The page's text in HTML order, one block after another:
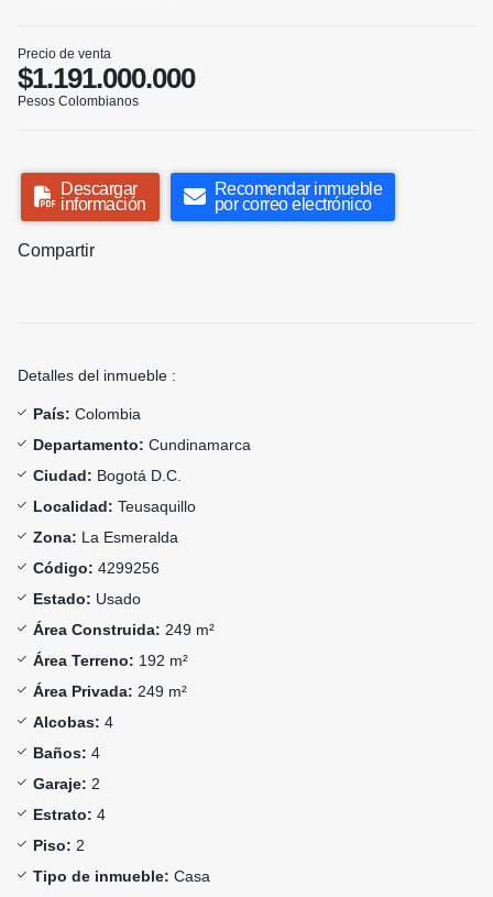
Precio de venta
$1.191.000.000
Pesos Colombianos
Descargar
información
Recomendar inmueble
por correo electrónico
Compartir
Detalles del inmueble :
País: Colombia
Departamento: Cundinamarca
Ciudad: Bogotá D.C.
Localidad: Teusaquillo
Zona: La Esmeralda
Código: 4299256
Estado: Usado
Área Construida: 249 m²
Área Terreno: 192 m²
Área Privada: 249 m²
Alcobas: 4
Baños: 4
Garaje: 2
Estrato: 4
Piso: 2
Tipo de inmueble: Casa